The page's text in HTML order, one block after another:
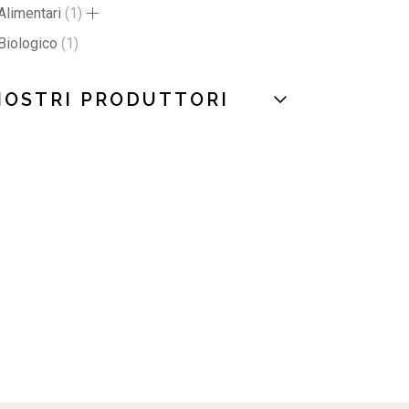
1
1
PRODUTTORI